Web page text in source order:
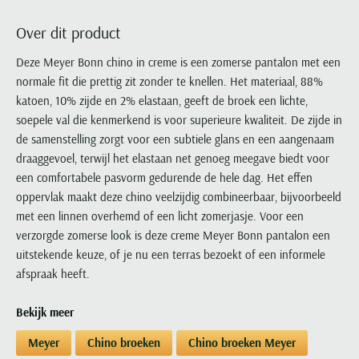
Profuomo
R2
Seidensticker
State of Art
Tommy Hilfiger
Vanguard
Xacus
Populaire kleuren
Wit overhemd heren
Zwart overhemd heren
Polo Ralph Lauren
Portofino
Profuomo
State of Art
Superdry
Tommy Hilfiger
Vanguard
Grote maten
Grote maten poloshirts
Grote maten herenmode
Witte polo heren
PME Legend
Portofino
Profuomo
State of Art
Superdry
Thomas Maine
Tommy Hilfiger
Vanguard
William Lockie
Populaire materialen
Lamswollen trui
Merino wol trui
PME Legend
Polo Ralph Lauren
Portofino
Replay
Tommy Hilfiger
Tramarossa
Vanguard
Deals
2e broek voor de helft
Meyer Diego
Polo Ralph Lauren
Portofino
Reset
State of Art
Superdry
Tenson
Tommy Hilfiger
UBR
Vanguard
Wellington of Billmore
Grote maten winterjassen
Bodywarmers
Olymp
Paul & Shark
Polo Ralph Lauren
PME Legend
Profuomo
R2
State of Art
Superdry
Tenson
Tommy Hilfiger
Vanguard
Alle merken sale
Ledub
Lyle & Scott
Mac
Maerz
Magnanni
Mason's
Mc Alson
Meyer
New Zealand
North 84
Olymp
Over dit product
Deze Meyer Bonn chino in creme is een zomerse pantalon met een
normale fit die prettig zit zonder te knellen. Het materiaal, 88%
katoen, 10% zijde en 2% elastaan, geeft de broek een lichte,
soepele val die kenmerkend is voor superieure kwaliteit. De zijde in
de samenstelling zorgt voor een subtiele glans en een aangenaam
draaggevoel, terwijl het elastaan net genoeg meegave biedt voor
een comfortabele pasvorm gedurende de hele dag. Het effen
oppervlak maakt deze chino veelzijdig combineerbaar, bijvoorbeeld
met een linnen overhemd of een licht zomerjasje. Voor een
verzorgde zomerse look is deze creme Meyer Bonn pantalon een
uitstekende keuze, of je nu een terras bezoekt of een informele
afspraak heeft.
Bekijk meer
Meyer Chino broeken Chino broeken Meyer